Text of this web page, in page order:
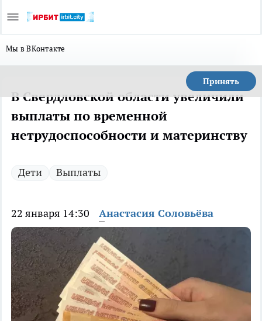
Мы в ВКонтакте
Принять
В Свердловской области увеличили
выплаты по временной
нетрудоспособности и материнству
Дети Выплаты
22 января 14:30 Анастасия Соловьёва